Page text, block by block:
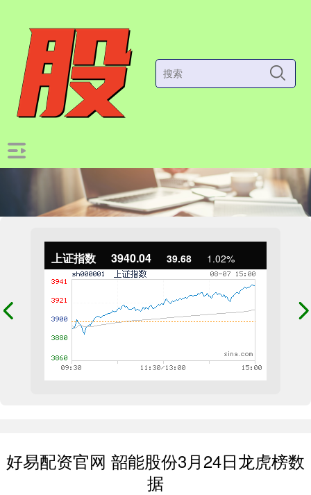
上证指数 3940.04 39.68 1.02%
好易配资官网 韶能股份3月24日龙虎榜数
据